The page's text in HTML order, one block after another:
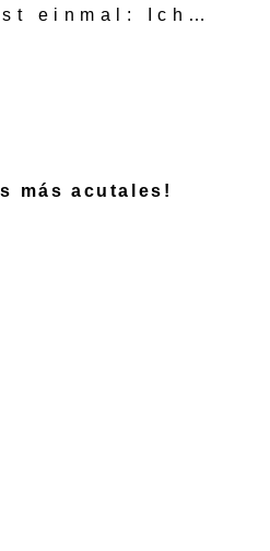
einmal: Ich…
más acutales!